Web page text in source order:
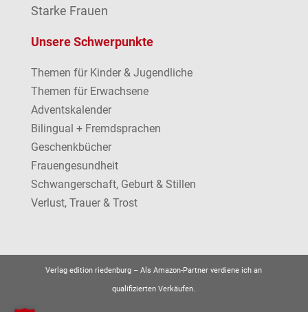
Starke Frauen
Unsere Schwerpunkte
Themen für Kinder & Jugendliche
Themen für Erwachsene
Adventskalender
Bilingual + Fremdsprachen
Geschenkbücher
Frauengesundheit
Schwangerschaft, Geburt & Stillen
Verlust, Trauer & Trost
Verlag edition riedenburg –Als Amazon-Partner verdiene ich an
qualifizierten Verkäufen.